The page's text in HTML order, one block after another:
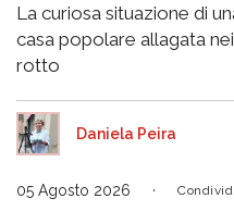
La curiosa situazione di
casa popolare allagata
rotto
Daniela Peira
05 Agosto 2026 Condividi